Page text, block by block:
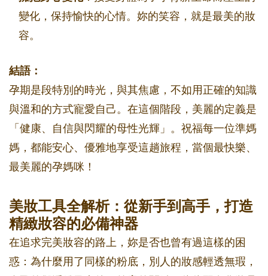
變化，保持愉快的心情。妳的笑容，就是最美的妝
容。
結語：
孕期是段特別的時光，與其焦慮，不如用正確的知識
與溫和的方式寵愛自己。在這個階段，美麗的定義是
「健康、自信與閃耀的母性光輝」。祝福每一位準媽
媽，都能安心、優雅地享受這趟旅程，當個最快樂、
最美麗的孕媽咪！
美妝工具全解析：從新手到高手，打造
精緻妝容的必備神器
在追求完美妝容的路上，妳是否也曾有過這樣的困
惑：為什麼用了同樣的粉底，別人的妝感輕透無瑕，